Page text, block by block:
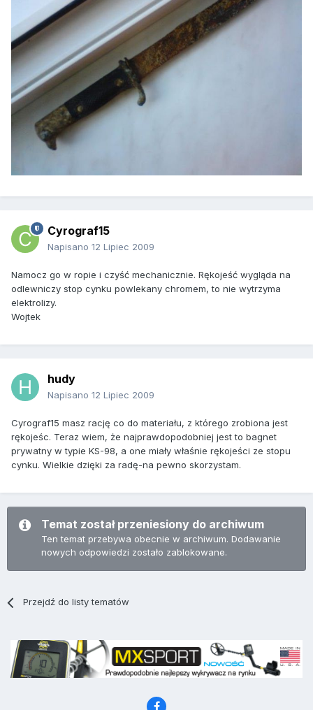
Cyrograf15
Napisano 12 Lipiec 2009
Namocz go w ropie i czyść mechanicznie. Rękojeść wygląda na
odlewniczy stop cynku powlekany chromem, to nie wytrzyma
elektrolizy.
Wojtek
hudy
Napisano 12 Lipiec 2009
Cyrograf15 masz rację co do materiału, z którego zrobiona jest
rękojeśc. Teraz wiem, że najprawdopodobniej jest to bagnet
prywatny w typie KS-98, a one miały właśnie rękojeści ze stopu
cynku. Wielkie dzięki za radę-na pewno skorzystam.
Temat został przeniesiony do archiwum
Ten temat przebywa obecnie w archiwum. Dodawanie
nowych odpowiedzi zostało zablokowane.
Przejdź do listy tematów